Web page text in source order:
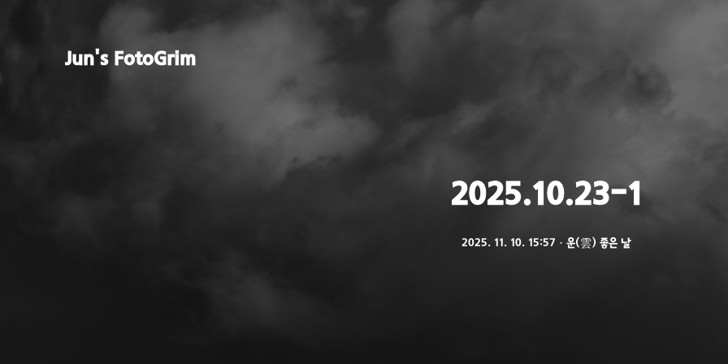
Jun's FotoGrim
2025.10.23-1
2025. 11. 10. 15:57 ㆍ 운(雲) 좋은 날